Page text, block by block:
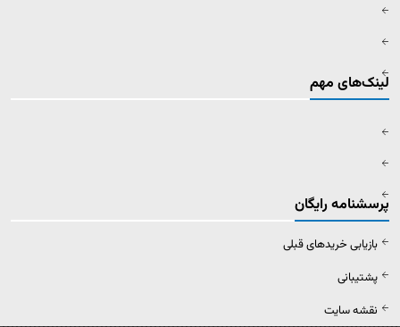
لینک‌های مهم
پرسشنامه رایگان
بازیابی خریدهای قبلی
پشتیبانی
نقشه سایت